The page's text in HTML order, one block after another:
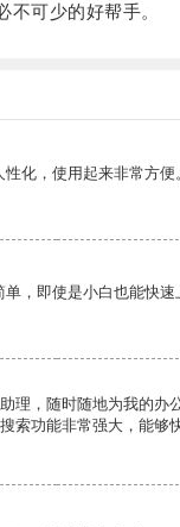
不可少的好帮手。
化，使用起来非常方便
，即使是小白也能快速
理，随时随地为我的办
索功能非常强大，能够